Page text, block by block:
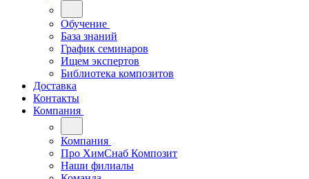
Обучение
База знаний
График семинаров
Ищем экспертов
Библиотека композитов
Доставка
Контакты
Компания
Компания
Про ХимСнаб Композит
Наши филиалы